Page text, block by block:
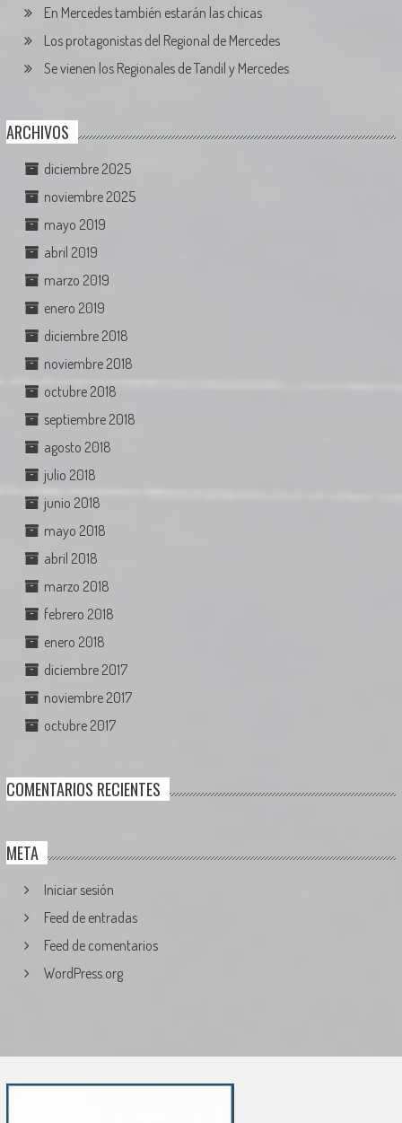
En Mercedes también estarán las chicas
Los protagonistas del Regional de Mercedes
Se vienen los Regionales de Tandil y Mercedes
ARCHIVOS
diciembre 2025
noviembre 2025
mayo 2019
abril 2019
marzo 2019
enero 2019
diciembre 2018
noviembre 2018
octubre 2018
septiembre 2018
agosto 2018
julio 2018
junio 2018
mayo 2018
abril 2018
marzo 2018
febrero 2018
enero 2018
diciembre 2017
noviembre 2017
octubre 2017
COMENTARIOS RECIENTES
META
Iniciar sesión
Feed de entradas
Feed de comentarios
WordPress.org